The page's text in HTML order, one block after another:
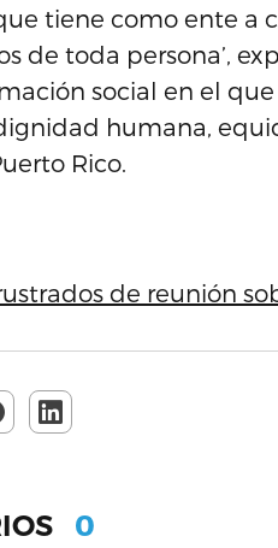
tiene como ente a
de toda persona’,
social en el
humana,
Rico.
de reunión
0